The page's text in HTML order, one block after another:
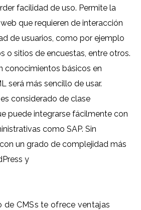
facilidad de uso. Permite la
que requieren de interacción
de usuarios, como por ejemplo
o sitios de encuestas, entre otros.
conocimientos básicos en
será más sencillo de usar.
considerado de clase
puede integrarse fácilmente con
como SAP. Sin
un grado de complejidad más
y
CMSs te ofrece ventajas